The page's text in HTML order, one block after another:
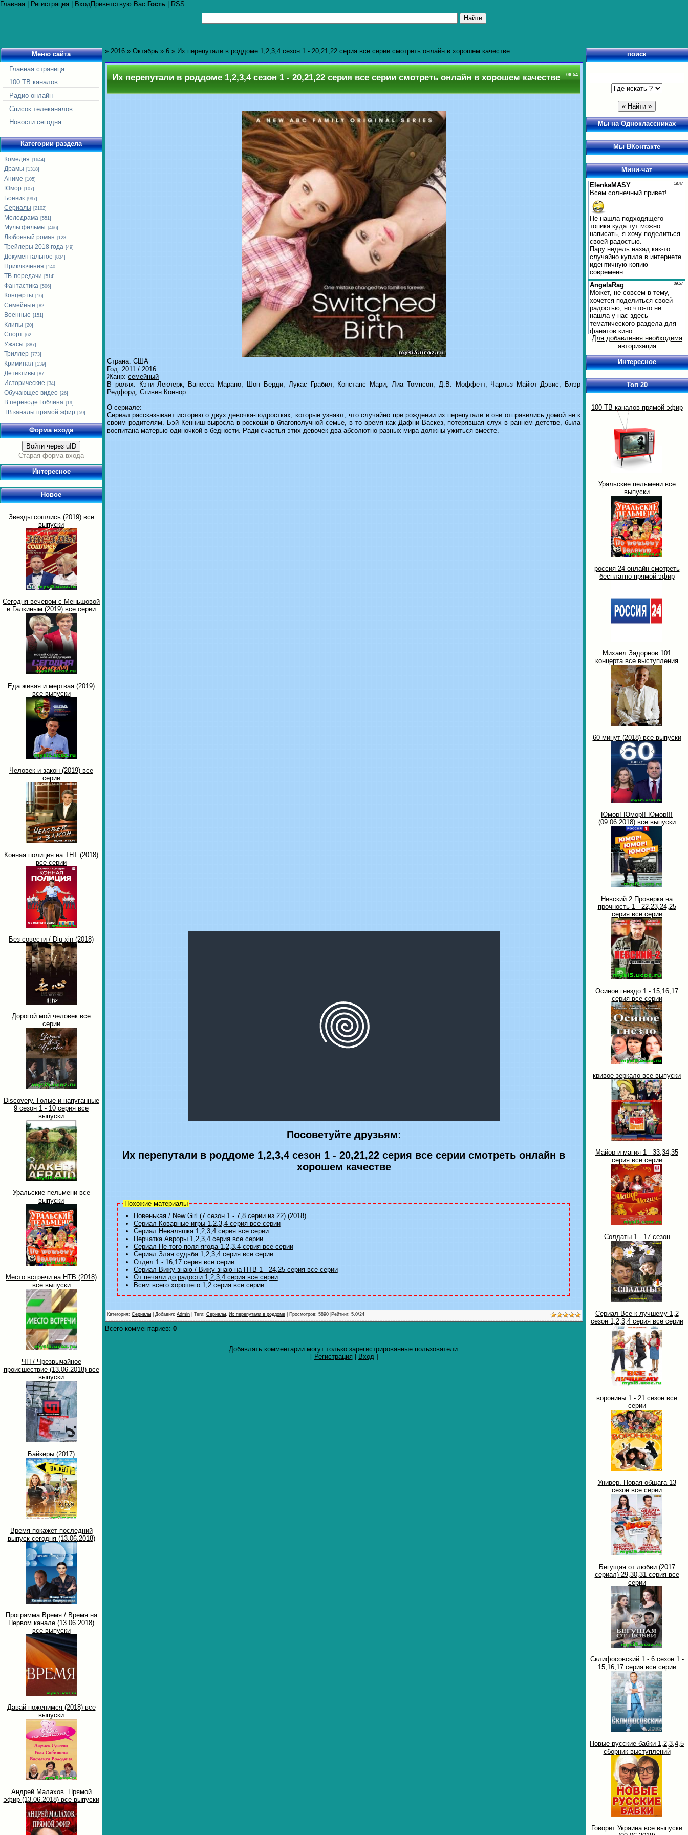
Главная Регистрация ВходПриветствую Вас Гость RSS
Меню сайта
Главная страница
100 ТВ каналов
Радио онлайн
Список телеканалов
Новости сегодня
Категории раздела
Комедия [1644]
Драмы [1318]
Аниме [105]
Юмор [107]
Боевик [997]
Сериалы [2102]
Мелодрама [551]
Мультфильмы [466]
Любовный роман [128]
Трейлеры 2018 года [49]
Документальное [834]
Приключения [140]
ТВ-передачи [514]
Фантастика [506]
Концерты [16]
Семейные [82]
Военные [151]
Клипы [20]
Спорт [62]
Ужасы [887]
Триллер [773]
Криминал [139]
Детективы [87]
Исторические [34]
Обучающее видео [26]
В переводе Гоблина [19]
ТВ каналы прямой эфир [59]
Форма входа
Войти через uID
Старая форма входа
Интересное
Новое
Звезды сошлись (2019) все
выпуски
Сегодня вечером с Меньшовой
и Галкиным (2019) все серии
Еда живая и мертвая (2019)
все выпуски
Человек и закон (2019) все
серии
Конная полиция на ТНТ (2018)
все серии
Без совести / Diu xin (2018)
Дорогой мой человек все
серии
Discovery. Голые и напуганные
9 сезон 1 - 10 серия все
выпуски
Уральские пельмени все
выпуски
Место встречи на НТВ (2018)
все выпуски
ЧП / Чрезвычайное
происшествие (13.06.2018) все
выпуски
Байкеры (2017)
Время покажет последний
выпуск сегодня (13.06.2018)
Программа Время / Время на
Первом канале (13.06.2018)
все выпуски
Давай поженимся (2018) все
выпуски
Андрей Малахов. Прямой
эфир (13.06.2018) все выпуски
» 2016 » Октябрь » 6 » Их перепутали в роддоме 1,2,3,4 сезон 1 - 20,21,22 серия все серии смотреть онлайн в хорошем качестве
06:54
Их перепутали в роддоме 1,2,3,4 сезон 1 - 20,21,22 серия все серии смотреть онлайн в хорошем качестве
Страна: США
Год: 2011 / 2016
Жанр: семейный
В ролях: Кэти Леклерк, Ванесса Марано, Шон Берди, Лукас Грабил, Констанс Мари, Лиа Томпсон, Д.В. Моффетт, Чарльз Майкл Дэвис, Блэр
Редфорд, Стивен Коннор
О сериале:
Сериал рассказывает историю о двух девочка-подростках, которые узнают, что случайно при рождении их перепутали и они отправились домой не к
своим родителям. Бэй Кенниш выросла в роскоши в благополучной семье, в то время как Дафни Васкез, потерявшая слух в раннем детстве, была
воспитана матерью-одиночкой в бедности. Ради счастья этих девочек два абсолютно разных мира должны ужиться вместе.
Посоветуйте друзьям:
Их перепутали в роддоме 1,2,3,4 сезон 1 - 20,21,22 серия все серии смотреть онлайн в
хорошем качестве
Похожие материалы
Новенькая / New Girl (7 сезон 1 - 7,8 серии из 22) (2018)
Сериал Коварные игры 1,2,3,4 серия все серии
Сериал Неваляшка 1,2,3,4 серия все серии
Перчатка Авроры 1,2,3,4 серия все серии
Сериал Не того поля ягода 1,2,3,4 серия все серии
Сериал Злая судьба 1,2,3,4 серия все серии
Отдел 1 - 16,17 серия все серии
Сериал Вижу-знаю / Вижу знаю на НТВ 1 - 24,25 серия все серии
От печали до радости 1,2,3,4 серия все серии
Всем всего хорошего 1,2 серия все серии
Категория: Сериалы Добавил: Admin Теги: Сериалы Их перепутали в роддоме | Просмотров: 5890 | Рейтинг: 5.0/24
Всего комментариев: 0
Добавлять комментарии могут только зарегистрированные пользователи.
[ Регистрация | Вход ]
поиск
Мы на Одноклассниках
Мы ВКонтакте
Мини-чат
Для добавления необходима
авторизация
Интересное
Топ 20
100 ТВ каналов прямой эфир
Уральские пельмени все
выпуски
россия 24 онлайн смотреть
бесплатно прямой эфир
Михаил Задорнов 101
концерта все выступления
60 минут (2018) все выпуски
Юмор! Юмор!! Юмор!!!
(09.06.2018) все выпуски
Невский 2 Проверка на
прочность 1 - 22,23,24,25
серия все серии
Осиное гнездо 1 - 15,16,17
серия все серии
кривое зеркало все выпуски
Майор и магия 1 - 33,34,35
серия все серии
Солдаты 1 - 17 сезон
Сериал Все к лучшему 1,2
сезон 1,2,3,4 серия все серии
воронины 1 - 21 сезон все
серии
Универ. Новая общага 13
сезон все серии
Бегущая от любви (2017
сериал) 29,30,31 серия все
серии
Склифосовский 1 - 6 сезон 1 -
15,16,17 серия все серии
Новые русские бабки 1,2,3,4,5
сборник выступлений
Говорит Украина все выпуски